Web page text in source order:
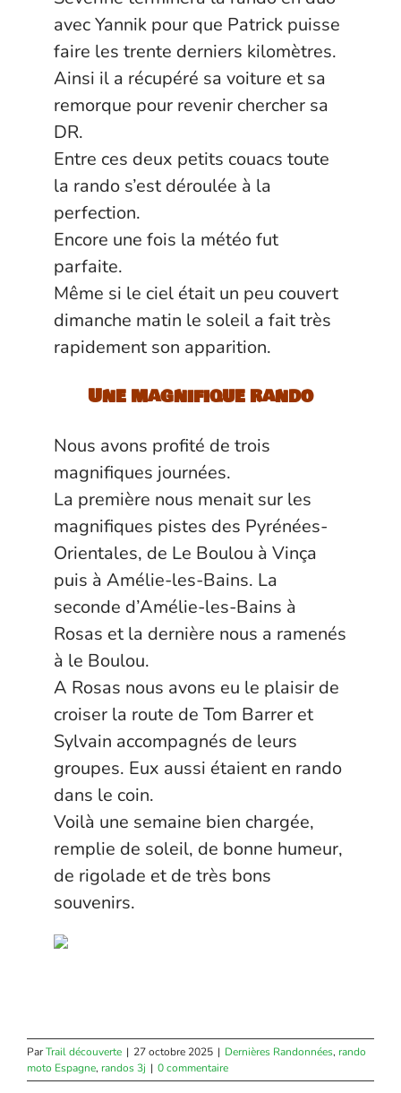
avec Yannik pour que Patrick puisse
faire les trente derniers kilomètres.
Ainsi il a récupéré sa voiture et sa
remorque pour revenir chercher sa
DR.
Entre ces deux petits couacs toute
la rando s’est déroulée à la
perfection.
Encore une fois la météo fut
parfaite.
Même si le ciel était un peu couvert
dimanche matin le soleil a fait très
rapidement son apparition.
Une magnifique rando
Nous avons profité de trois
magnifiques journées.
La première nous menait sur les
magnifiques pistes des Pyrénées-
Orientales, de Le Boulou à Vinça
puis à Amélie-les-Bains. La
seconde d’Amélie-les-Bains à
Rosas et la dernière nous a ramenés
à le Boulou.
A Rosas nous avons eu le plaisir de
croiser la route de Tom Barrer et
Sylvain accompagnés de leurs
groupes. Eux aussi étaient en rando
dans le coin.
Voilà une semaine bien chargée,
remplie de soleil, de bonne humeur,
de rigolade et de très bons
souvenirs.
ParTrail découverte | 27 octobre 2025 | Dernières Randonnées, rando
moto Espagne, randos 3j | 0 commentaire